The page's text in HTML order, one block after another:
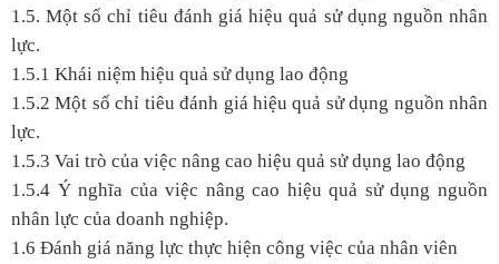
1.5. Một số chỉ tiêu đánh giá hiệu quả sử dụng nguồn nhân
lực.
1.5.1 Khái niệm hiệu quả sử dụng lao động
1.5.2 Một số chỉ tiêu đánh giá hiệu quả sử dụng nguồn nhân
lực.
1.5.3 Vai trò của việc nâng cao hiệu quả sử dụng lao động
1.5.4 Ý nghĩa của việc nâng cao hiệu quả sử dụng nguồn
nhân lực của doanh nghiệp.
1.6 Đánh giá năng lực thực hiện công việc của nhân viên